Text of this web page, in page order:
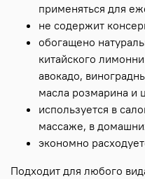
применяться для
не содержит
обогащено
китайского
авокадо,
масла розмарина и
используется в
массаже, в
экономно
Подходит для любого